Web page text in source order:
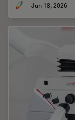
Jun 18, 2026